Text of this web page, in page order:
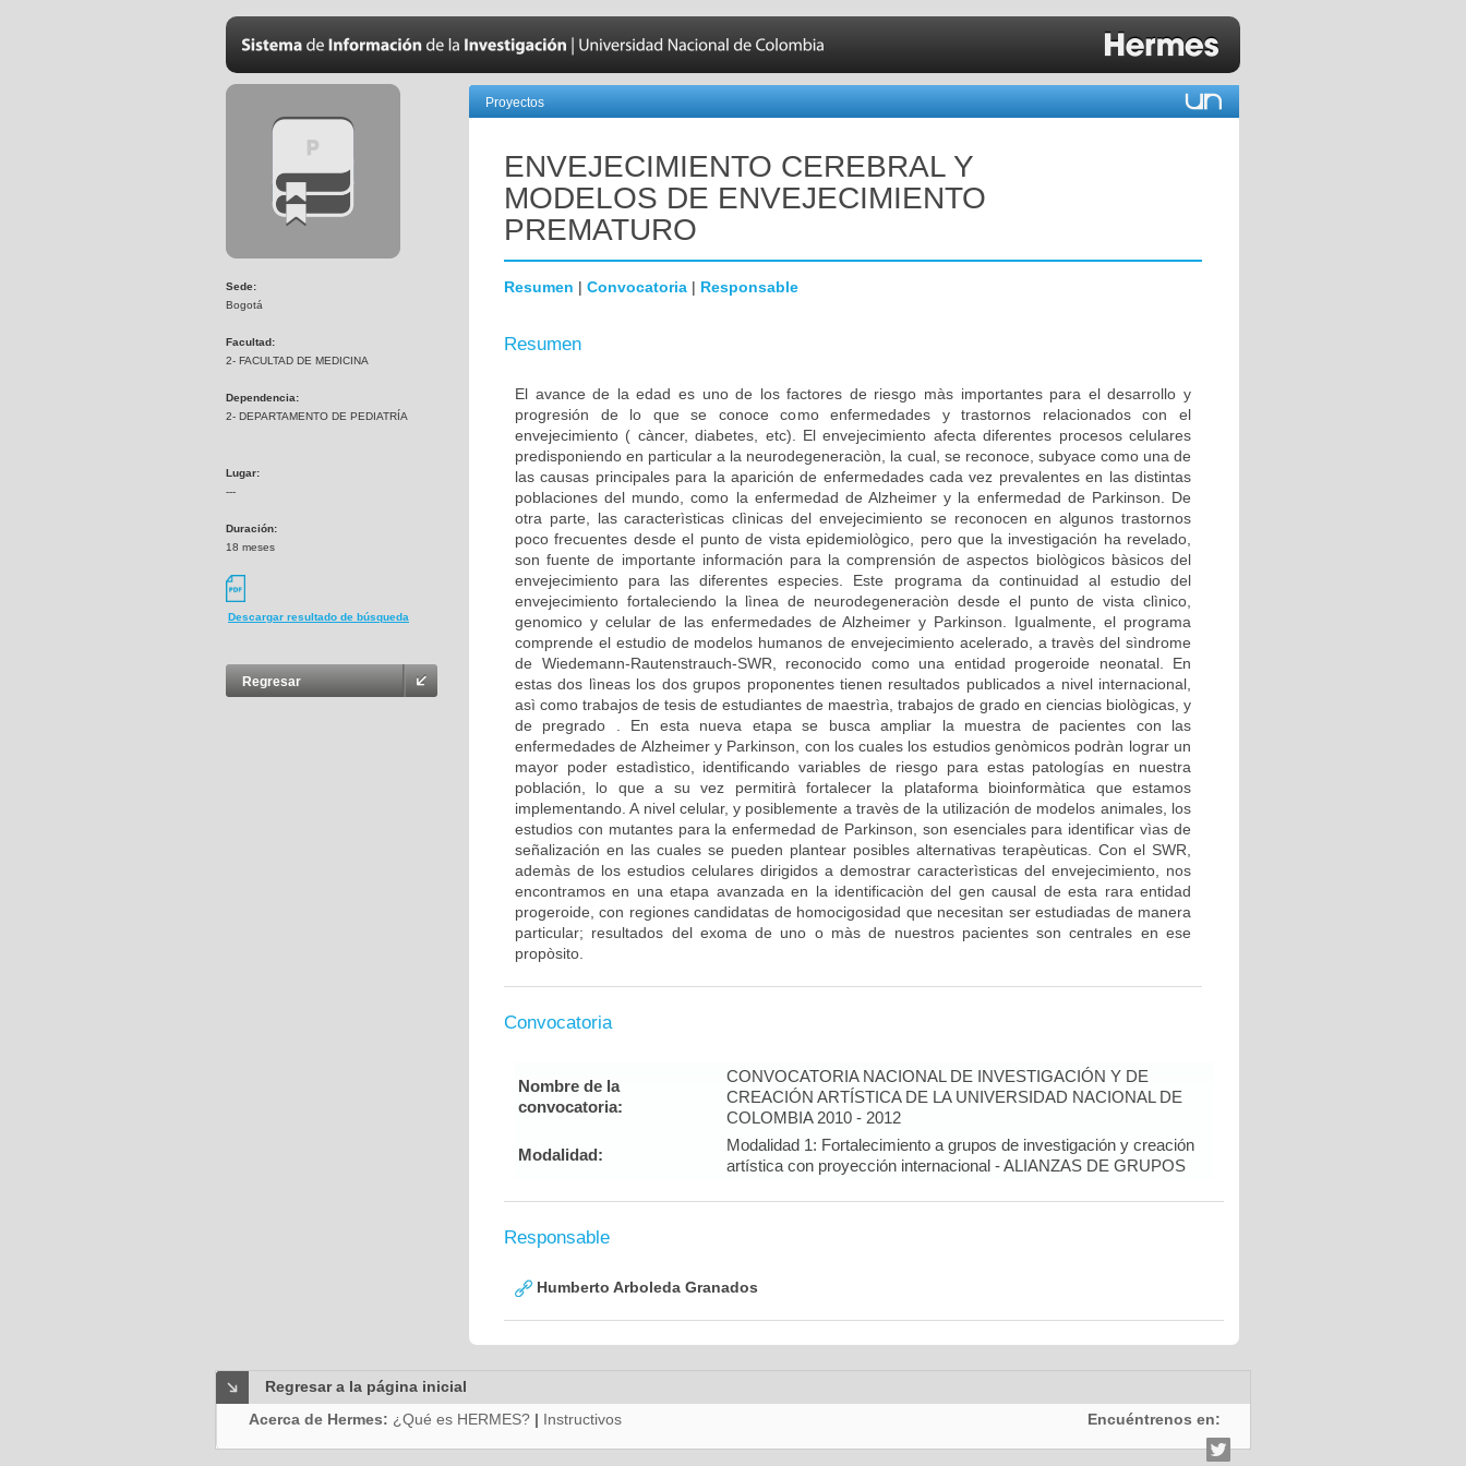
Sede:
Bogotá
Facultad:
2- FACULTAD DE MEDICINA
Dependencia:
2- DEPARTAMENTO DE PEDIATRÍA
Lugar:
---
Duración:
18 meses
Descargar resultado de búsqueda
Regresar
Proyectos
ENVEJECIMIENTO CEREBRAL Y
MODELOS DE ENVEJECIMIENTO
PREMATURO
Resumen | Convocatoria | Responsable
Resumen
El avance de la edad es uno de los factores de riesgo màs importantes para el desarrollo y
progresión de lo que se conoce como enfermedades y trastornos relacionados con el
envejecimiento ( càncer, diabetes, etc). El envejecimiento afecta diferentes procesos celulares
predisponiendo en particular a la neurodegeneraciòn, la cual, se reconoce, subyace como una de
las causas principales para la aparición de enfermedades cada vez prevalentes en las distintas
poblaciones del mundo, como la enfermedad de Alzheimer y la enfermedad de Parkinson. De
otra parte, las caracterìsticas clìnicas del envejecimiento se reconocen en algunos trastornos
poco frecuentes desde el punto de vista epidemiològico, pero que la investigación ha revelado,
son fuente de importante información para la comprensión de aspectos biològicos bàsicos del
envejecimiento para las diferentes especies. Este programa da continuidad al estudio del
envejecimiento fortaleciendo la lìnea de neurodegeneraciòn desde el punto de vista clìnico,
genomico y celular de las enfermedades de Alzheimer y Parkinson. Igualmente, el programa
comprende el estudio de modelos humanos de envejecimiento acelerado, a travès del sìndrome
de Wiedemann-Rautenstrauch-SWR, reconocido como una entidad progeroide neonatal. En
estas dos lìneas los dos grupos proponentes tienen resultados publicados a nivel internacional,
asì como trabajos de tesis de estudiantes de maestrìa, trabajos de grado en ciencias biològicas, y
de pregrado . En esta nueva etapa se busca ampliar la muestra de pacientes con las
enfermedades de Alzheimer y Parkinson, con los cuales los estudios genòmicos podràn lograr un
mayor poder estadìstico, identificando variables de riesgo para estas patologías en nuestra
población, lo que a su vez permitirà fortalecer la plataforma bioinformàtica que estamos
implementando. A nivel celular, y posiblemente a travès de la utilización de modelos animales, los
estudios con mutantes para la enfermedad de Parkinson, son esenciales para identificar vìas de
señalización en las cuales se pueden plantear posibles alternativas terapèuticas. Con el SWR,
ademàs de los estudios celulares dirigidos a demostrar caracterìsticas del envejecimiento, nos
encontramos en una etapa avanzada en la identificaciòn del gen causal de esta rara entidad
progeroide, con regiones candidatas de homocigosidad que necesitan ser estudiadas de manera
particular; resultados del exoma de uno o màs de nuestros pacientes son centrales en ese
propòsito.
Convocatoria
Nombre de la
convocatoria:
CONVOCATORIA NACIONAL DE INVESTIGACIÓN Y DE
CREACIÓN ARTÍSTICA DE LA UNIVERSIDAD NACIONAL DE
COLOMBIA 2010 - 2012
Modalidad:
Modalidad 1: Fortalecimiento a grupos de investigación y creación
artística con proyección internacional - ALIANZAS DE GRUPOS
Responsable
Humberto Arboleda Granados
Regresar a la página inicial
Acerca de Hermes: ¿Qué es HERMES? | Instructivos Encuéntrenos en: